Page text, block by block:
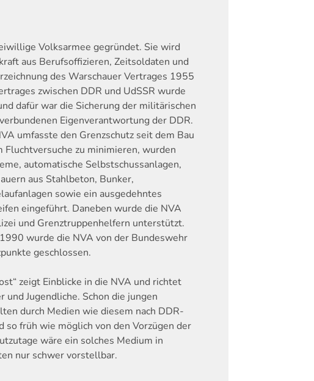
Volksarmee gegründet. Sie wird
aus Berufsoffizieren, Zeitsoldaten und
des Warschauer Vertrages 1955
zwischen DDR und UdSSR wurde
dafür war die Sicherung der militärischen
Eigenverantwortung der DDR.
umfasste den Grenzschutz seit dem Bau
Fluchtversuche zu minimieren, wurden
automatische Selbstschussanlagen,
aus Stahlbeton, Bunker,
sowie ein ausgedehntes
eingeführt. Daneben wurde die NVA
und Grenztruppenhelfern unterstützt.
wurde die NVA von der Bundeswehr
geschlossen.
zeigt Einblicke in die NVA und richtet
und Jugendliche. Schon die jungen
durch Medien wie diesem nach DDR-
so früh wie möglich von den Vorzügen der
wäre ein solches Medium in
nur schwer vorstellbar.